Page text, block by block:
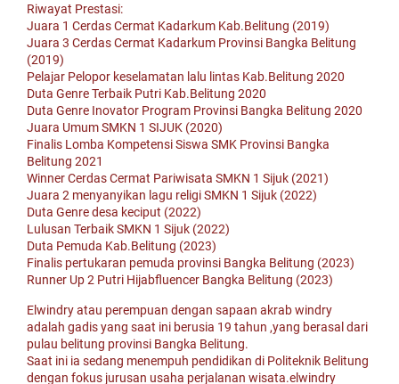
Riwayat Prestasi:
Juara 1 Cerdas Cermat Kadarkum Kab.Belitung (2019)
Juara 3 Cerdas Cermat Kadarkum Provinsi Bangka Belitung
(2019)
Pelajar Pelopor keselamatan lalu lintas Kab.Belitung 2020
Duta Genre Terbaik Putri Kab.Belitung 2020
Duta Genre Inovator Program Provinsi Bangka Belitung 2020
Juara Umum SMKN 1 SIJUK (2020)
Finalis Lomba Kompetensi Siswa SMK Provinsi Bangka
Belitung 2021
Winner Cerdas Cermat Pariwisata SMKN 1 Sijuk (2021)
Juara 2 menyanyikan lagu religi SMKN 1 Sijuk (2022)
Duta Genre desa keciput (2022)
Lulusan Terbaik SMKN 1 Sijuk (2022)
Duta Pemuda Kab.Belitung (2023)
Finalis pertukaran pemuda provinsi Bangka Belitung (2023)
Runner Up 2 Putri Hijabfluencer Bangka Belitung (2023)
Elwindry atau perempuan dengan sapaan akrab windry
adalah gadis yang saat ini berusia 19 tahun ,yang berasal dari
pulau belitung provinsi Bangka Belitung.
Saat ini ia sedang menempuh pendidikan di Politeknik Belitung
dengan fokus jurusan usaha perjalanan wisata.elwindry